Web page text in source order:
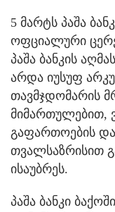
5 მარტს პაშა
ოფციალური
პაშა ბანკის
არდა იუსუფ
თავმჯდომარის
მიმართულებით,
გაფართოების
თვალსაზრისით
ისაუბრეს.
პაშა ბანკი